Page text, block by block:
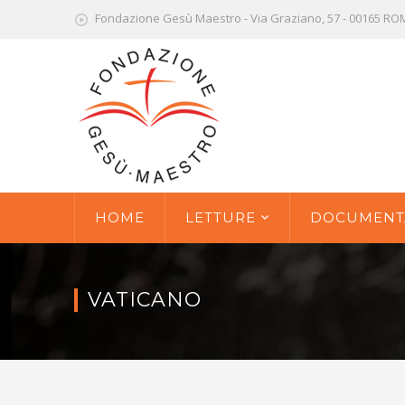
Fondazione Gesù Maestro - Via Graziano, 57 - 00165
HOME LETTURE
VATICANO